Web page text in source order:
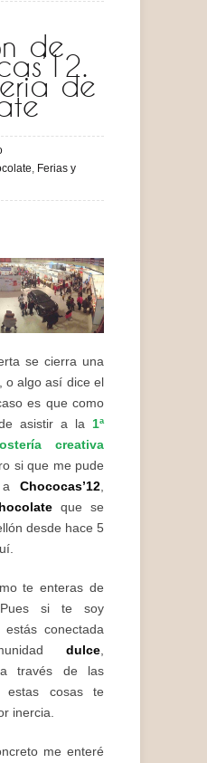
de
de
, Ferias y
se cierra una
o algo así dice el
es que como
asistir a la 1ª
creativa
si que me pude
a Chococas’12
que se
desde hace 5
te enteras de
si te soy
conectada
dulce
a través de las
estas cosas te
inercia.
me enteré